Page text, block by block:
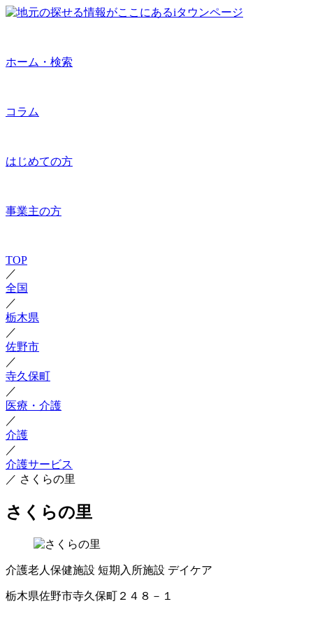
ホーム・検索
コラム
はじめての方
事業主の方
TOP
／
全国
／
栃木県
／
佐野市
／
寺久保町
／
医療・介護
／
介護
／
介護サービス
／ さくらの里
さくらの里
介護老人保健施設 短期入所施設 デイケア
栃木県佐野市寺久保町２４８－１